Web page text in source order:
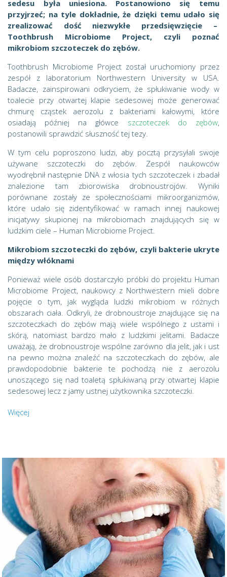
sedesu była uniesiona. Postanowiono się temu
przyjrzeć; na tyle dokładnie, że dzięki temu udało się
zrealizować dość niezwykłe przedsięwzięcie –
Toothbrush Microbiome Project, czyli poznać
mikrobiom szczoteczek do zębów.
Toothbrush Microbiome Project został uruchomiony przez
zespół z laboratorium Northwestern University w USA.
Badacze, zainspirowani odkryciem, że spłukiwanie wody w
toalecie przy otwartej klapie sedesowej może generować
chmurę cząstek aerozolu z bakteriami kałowymi, które
osiadają później na główce szczoteczek do zębów,
postanowili sprawdzić słuszność tej tezy.
W tym celu poproszono ludzi, aby pocztą przysyłali swoje
używane szczoteczki do zębów. Zespół naukowców
wyodrębnił następnie DNA z włosia tych szczoteczek i zbadał
znalezione tam zbiorowiska drobnoustrojów. Wyniki
porównane zostały ze społecznościami mikroorganizmów,
które udało się zidentyfikować w ramach innej naukowej
inicjatywy skupionej na mikrobiomach znajdujących się w
ludzkim ciele – Human Microbiome Project.
Mikrobiom szczoteczki do zębów, czyli bakterie ukryte
między włóknami
Ponieważ wiele osób dostarczyło próbki do projektu Human
Microbiome Project, naukowcy z Northwestern mieli dobre
pojęcie o tym, jak wygląda ludzki mikrobiom w różnych
obszarach ciała. Odkryli, że drobnoustroje znajdujące się na
szczoteczkach do zębów mają wiele wspólnego z ustami i
skórą, natomiast bardzo mało z ludzkimi jelitami. Badacze
uważają, że drobnoustroje wspólne zarówno dla jelit, jak i ust
na pewno można znaleźć na szczoteczkach do zębów, ale
prawdopodobnie bakterie te pochodzą nie z aerozolu
unoszącego się nad toaletą spłukiwaną przy otwartej klapie
sedesowej lecz z jamy ustnej użytkownika szczoteczki.
Więcej